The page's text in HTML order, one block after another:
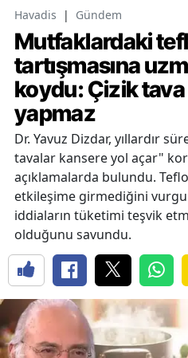
Havadis | Gündem
Mutfaklardaki
tartışmasına
koydu: Çizik
yapmaz
Dr. Yavuz Dizdar, yıllardır
tavalar kansere yol açar"
açıklamalarda bulundu.
etkileşime girmediğini
iddiaların tüketimi teşvik
olduğunu savundu.